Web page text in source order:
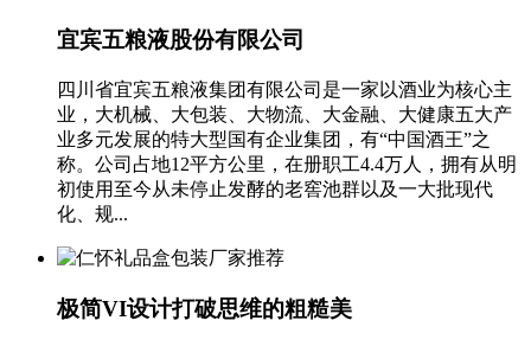
宜宾五粮液股份有限公司
四川省宜宾五粮液集团有限公司是一家以酒业为核心主
业，大机械、大包装、大物流、大金融、大健康五大产
业多元发展的特大型国有企业集团，有“中国酒王”之
称。公司占地12平方公里，在册职工4.4万人，拥有从明
初使用至今从未停止发酵的老窖池群以及一大批现代
化、规...
极简VI设计打破思维的粗糙美